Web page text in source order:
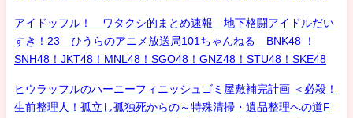
アイドッフル！ ワタクシ的まとめ速報 地下格闘アイドルだい
すき！23 ひうらのアニメ放送局101ちゃんねる BNK48 ！
SNH48！JKT48！MNL48！SGO48！GNZ48！STU48！SKE48
ヒウラッフルのハーニーフィニッシュゴミ屋敷補完計画 ＜必殺！
生前整理人！孤立し孤独死からの～特殊清掃・遺品整理への道F